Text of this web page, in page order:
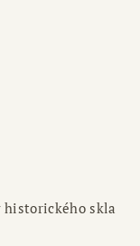
skla